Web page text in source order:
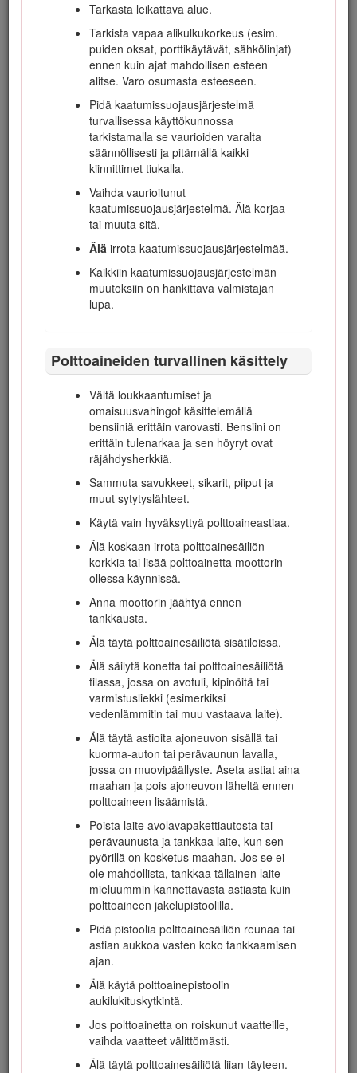
Tarkasta leikattava alue.
Tarkista vapaa alikulkukorkeus (esim.
puiden oksat, porttikäytävät, sähkölinjat)
ennen kuin ajat mahdollisen esteen
alitse. Varo osumasta esteeseen.
Pidä kaatumissuojausjärjestelmä
turvallisessa käyttökunnossa
tarkistamalla se vaurioiden varalta
säännöllisesti ja pitämällä kaikki
kiinnittimet tiukalla.
Vaihda vaurioitunut
kaatumissuojausjärjestelmä. Älä korjaa
tai muuta sitä.
Älä irrota kaatumissuojausjärjestelmää.
Kaikkiin kaatumissuojausjärjestelmän
muutoksiin on hankittava valmistajan
lupa.
Polttoaineiden turvallinen käsittely
Vältä loukkaantumiset ja
omaisuusvahingot käsittelemällä
bensiiniä erittäin varovasti. Bensiini on
erittäin tulenarkaa ja sen höyryt ovat
räjähdysherkkiä.
Sammuta savukkeet, sikarit, piiput ja
muut sytytyslähteet.
Käytä vain hyväksyttyä polttoaineastiaa.
Älä koskaan irrota polttoainesäiliön
korkkia tai lisää polttoainetta moottorin
ollessa käynnissä.
Anna moottorin jäähtyä ennen
tankkausta.
Älä täytä polttoainesäiliötä sisätiloissa.
Älä säilytä konetta tai polttoainesäiliötä
tilassa, jossa on avotuli, kipinöitä tai
varmistusliekki (esimerkiksi
vedenlämmitin tai muu vastaava laite).
Älä täytä astioita ajoneuvon sisällä tai
kuorma-auton tai perävaunun lavalla,
jossa on muovipäällyste. Aseta astiat aina
maahan ja pois ajoneuvon läheltä ennen
polttoaineen lisäämistä.
Poista laite avolavapakettiautosta tai
perävaunusta ja tankkaa laite, kun sen
pyörillä on kosketus maahan. Jos se ei
ole mahdollista, tankkaa tällainen laite
mieluummin kannettavasta astiasta kuin
polttoaineen jakelupistoolilla.
Pidä pistoolia polttoainesäiliön reunaa tai
astian aukkoa vasten koko tankkaamisen
ajan.
Älä käytä polttoainepistoolin
aukilukituskytkintä.
Jos polttoainetta on roiskunut vaatteille,
vaihda vaatteet välittömästi.
Älä täytä polttoainesäiliötä liian täyteen.
tai suojalevyt ovat vaurioituneet tai jossa ei
ole suojalaitteita. Varmista, että kaikki
turvalaitteet ovat paikoillaan, ne on säädetty
oikein ja ne toimivat kunnolla.
Älä muuta moottorin kierrosnopeuden
säätimen asetuksia tai käytä moottoria
ylikierroksilla. Moottorin käyttäminen
ylikierroksilla lisää henkilövahingon riskiä.
Ennen käyttäjän paikalta poistumista:
Vapauta voimanulosotto ja laske
lisälaitteet alas.
Vaihda vapaalle ja kytke seisontajarru.
Sammuta moottori ja irrota virta-avain.
Kytke lisälaitteiden käyttö pois, sammuta
moottori ja irrota virta-avain:
istuimelta käsin.
Ennen tukkeuman poistamista.
Ennen leikkurin tarkistamista,
puhdistamista tai huoltamista.
Jos kone osuu esteeseen tai tärisee
epätavallisesti (tarkista heti). Tarkasta,
onko leikkuuyksiköissä vaurioita, ja
korjaa ne ennen laitteen
käynnistämistä ja käyttämistä.
Kytke lisälaitteiden käyttö pois, kun konetta
siirretään tai kun se ei ole käytössä.
Sammuta moottori ja kytke lisälaitteen käyttö
pois ennen seuraavia toimenpiteitä:
Polttoainesäiliön täyttö.
Korkeuden säätö muuten kuin
kuljettajan paikalta.
Pienennä kaasuasetusta ennen moottorin
sammuttamista. Jos moottorissa on
polttoaineen sulkuventtiili, katkaise
polttoaineen syöttö, kun lopetat
leikkaamisen.
Älä pane käsiä tai jalkoja leikkuuyksiköihin.
Varmista ennen peruuttamista, että reitti on
vapaa katsomalla taakse ja alas.
Hidasta ja ole varovainen kääntyessäsi sekä
teitä ja jalkakäytäviä ylittäessäsi.
Älä käytä konetta väsyneenä, sairaana tai
alkoholin tai huumausaineiden vaikutuksen
alaisena.
Salamanisku voi aiheuttaa vakavan
loukkaantumisen tai hengenvaaran. Jos
alueella on ukonilma, konetta ei saa käyttää.
Tällöin on hakeuduttava suojaan.
Vilkkuvat varoitusvalot (jos on) on kytkettävä,
kun laitteella kuljetaan yleisillä teillä, jos
tällaisten valojen käyttöä ei ole kielletty lailla.